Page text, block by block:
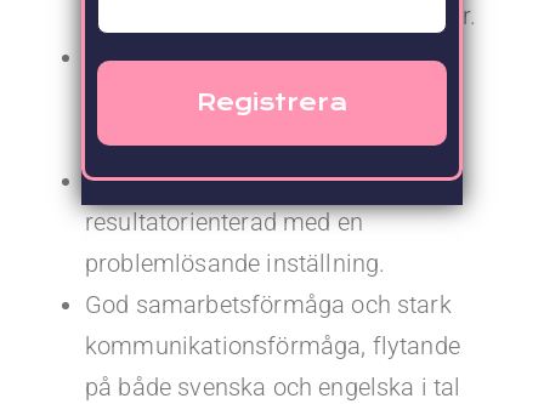
lösa komplexa tekniska utmaningar.
Erfarenhet av systemövervakning
och hantering av systemens
livscykel.
Ansvarstagande, noggrann och
resultatorienterad med en
problemlösande inställning.
God samarbetsförmåga och stark
kommunikationsförmåga, flytande
på både svenska och engelska i tal